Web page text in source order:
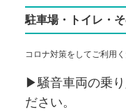
駐車場・トイレ・
コロナ対策をしてご利用く
▶騒音車両の乗
ださい。